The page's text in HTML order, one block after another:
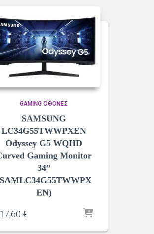
GAMING ΟΘΌΝΕΣ
SAMSUNG
LC34G55TWWPXEN
Odyssey G5 WQHD
Gaming Monitor
34”
EN)
€